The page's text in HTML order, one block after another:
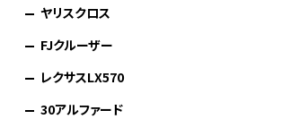
ヤリスクロス
FJクルーザー
レクサスLX570
30アルファード